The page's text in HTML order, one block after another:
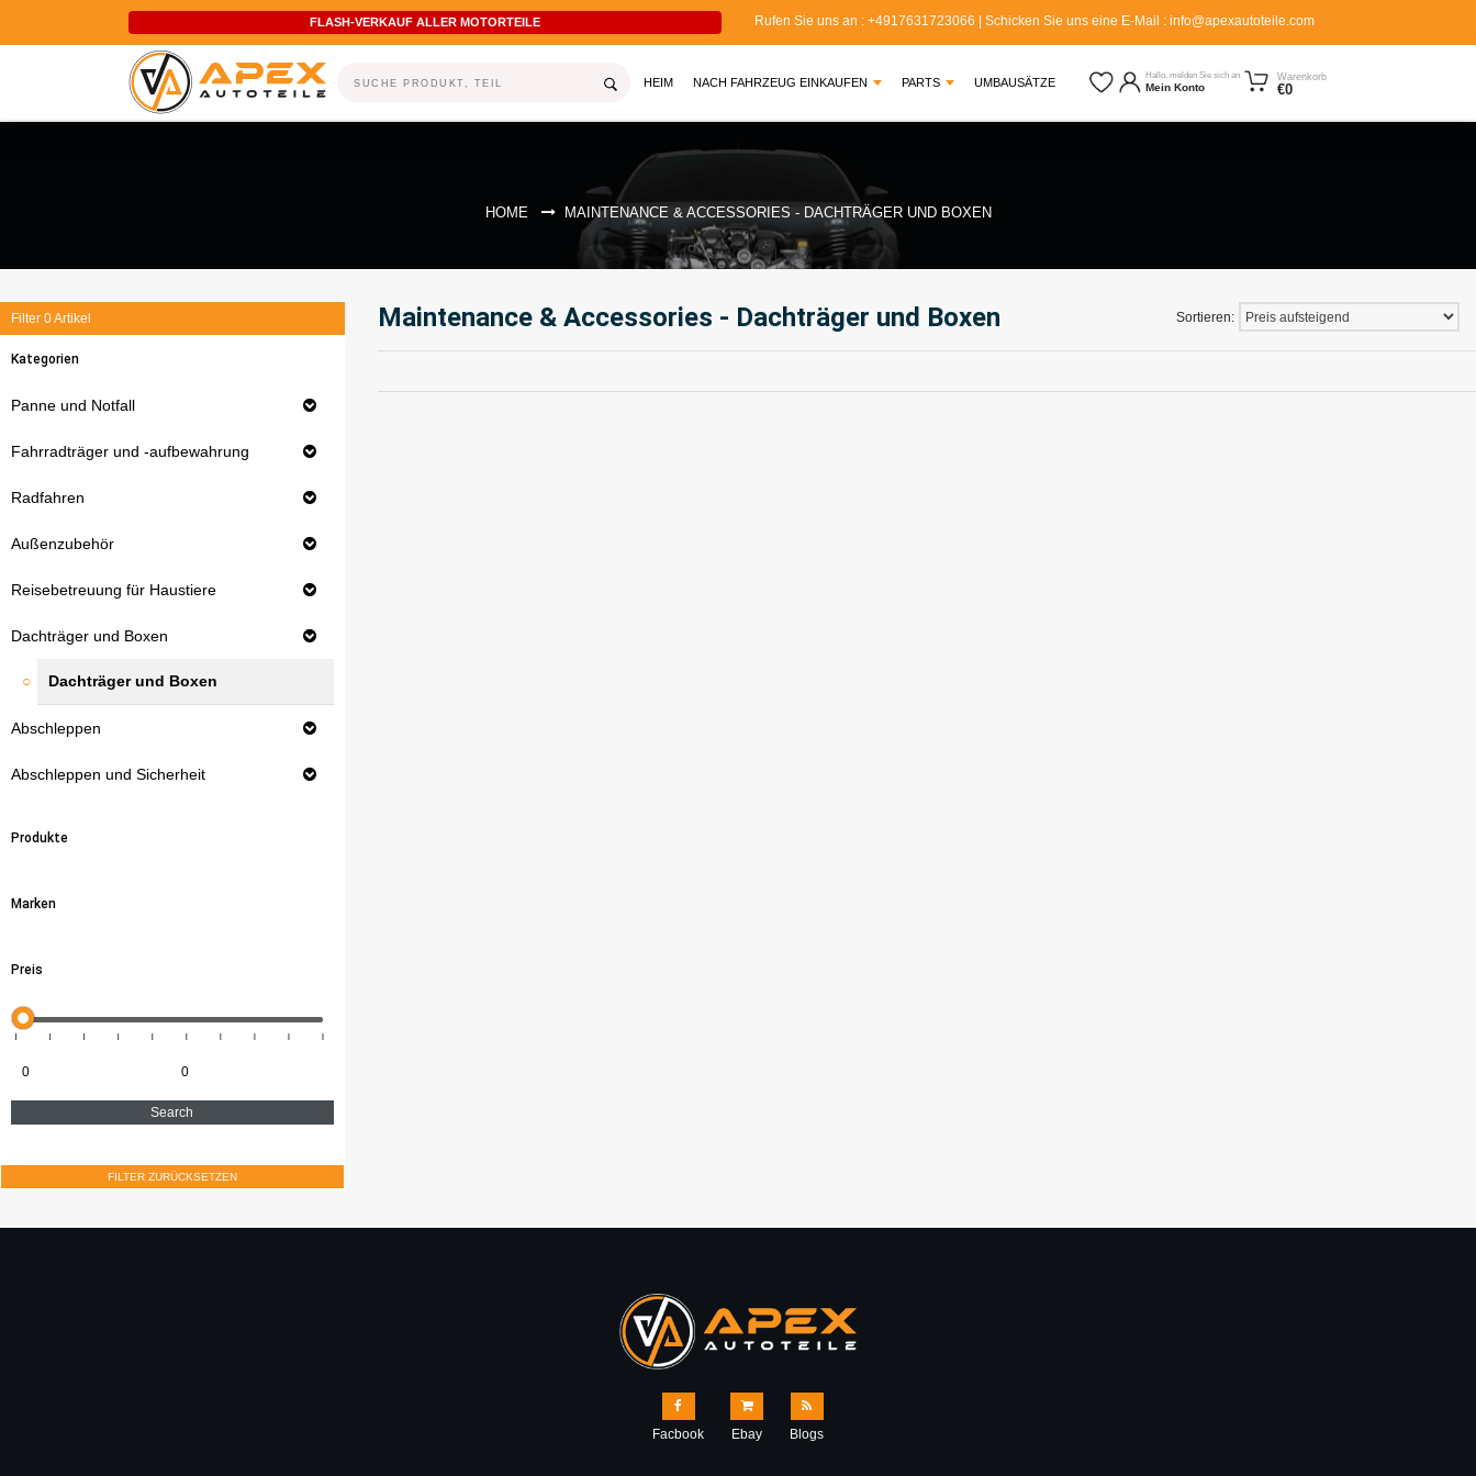
FLASH-VERKAUF ALLER MOTORTEILE Code: Willkommen5
Rufen Sie uns an : +4917631723066 | Schicken Sie uns eine E-Mail : info@apexautoteile.com
HEIM(CURRENT)
NACH FAHRZEUG EINKAUFEN PARTS UMBAUSÄTZE
Hallo, melden Sie sich an
Mein Konto
Warenkorb
€0
HOME MAINTENANCE & ACCESSORIES - DACHTRÄGER UND BOXEN
Filter 0Artikel
Kategorien
Panne und Notfall
Fahrradträger und -aufbewahrung
Radfahren
Außenzubehör
Reisebetreuung für Haustiere
Dachträger und Boxen
Dachträger und Boxen
Abschleppen
Abschleppen und Sicherheit
Produkte
Marken
Preis
FILTER ZURÜCKSETZEN
Maintenance & Accessories - Dachträger und Boxen Sortieren:
Facbook Ebay Blogs